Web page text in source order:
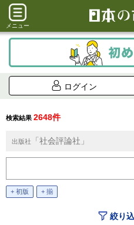
メニュー
ログイン
検索結果 2648件
出版社 「社会評論社」
+ 初版 + 揃
絞り